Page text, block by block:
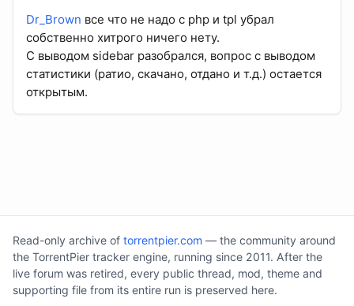
Dr_Brown все что не надо с php и tpl убрал
собственно хитрого ничего нету.
С выводом sidebar разобрался, вопрос с выводом
статистики (ратио, скачано, отдано и т.д.) остается
открытым.
Read-only archive of torrentpier.com — the community around
the TorrentPier tracker engine, running since 2011. After the
live forum was retired, every public thread, mod, theme and
supporting file from its entire run is preserved here.